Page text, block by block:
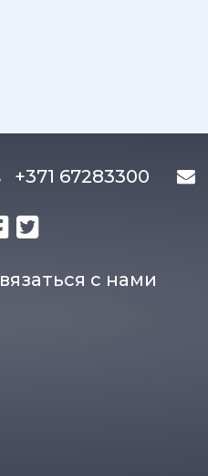
+371 67283300
с нами